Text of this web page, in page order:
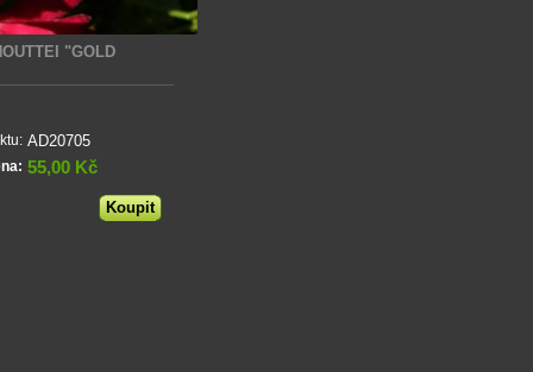
"GOLD
AD20705
55,00 Kč